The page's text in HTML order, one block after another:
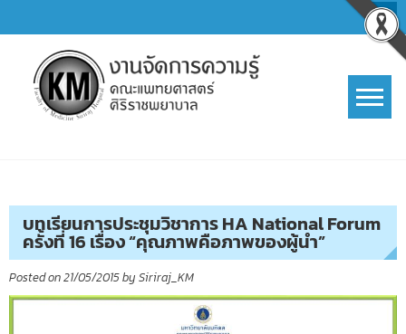
to
content
บทเรียนการประชุมวิชาการ HA National Forum
ครั้งที่ 16 เรื่อง “คุณภาพคือภาพของผู้นำ”
Posted on21/05/2015by Siriraj_KM